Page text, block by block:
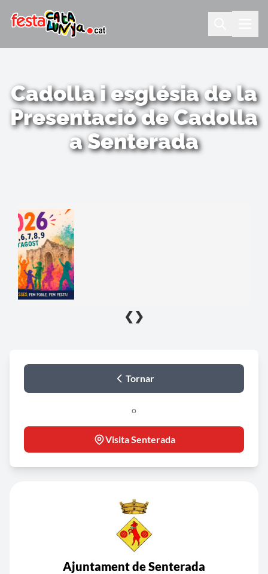
Cadolla i església de la
Presentació de Cadolla
a Senterada
❮ ❯
Tornar
o
Visita Senterada
Ajuntament de Senterada